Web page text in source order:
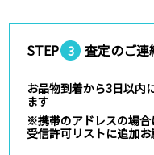
STEP 3 査定のご連
お品物到着から3日以内
ます
※携帯のアドレスの場
受信許可リストに追加お